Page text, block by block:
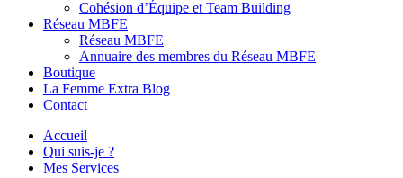
Cohésion d’Équipe et Team Building
Réseau MBFE
Réseau MBFE
Annuaire des membres du Réseau MBFE
Boutique
La Femme Extra Blog
Contact
Accueil
Qui suis-je ?
Mes Services